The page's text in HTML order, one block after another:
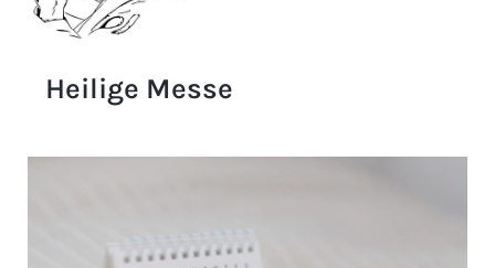
Heilige Messe